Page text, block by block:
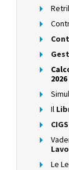
2026
Il
CIGS
Le